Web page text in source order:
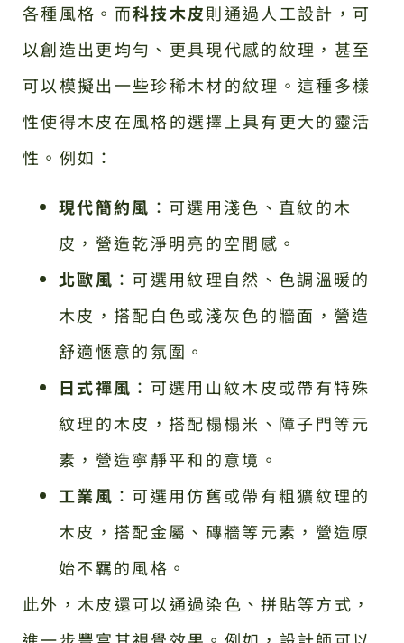
各種風格。而科技木皮則通過人工設計，可
以創造出更均勻、更具現代感的紋理，甚至
可以模擬出一些珍稀木材的紋理。這種多樣
性使得木皮在風格的選擇上具有更大的靈活
性。例如：
現代簡約風 ：可選用淺色、直紋的木
皮，營造乾淨明亮的空間感。
北歐風 ：可選用紋理自然、色調溫暖的
木皮，搭配白色或淺灰色的牆面，營造
舒適愜意的氛圍。
日式禪風 ：可選用山紋木皮或帶有特殊
紋理的木皮，搭配榻榻米、障子門等元
素，營造寧靜平和的意境。
工業風 ：可選用仿舊或帶有粗獷紋理的
木皮，搭配金屬、磚牆等元素，營造原
始不羈的風格。
此外，木皮還可以通過染色、拼貼等方式，